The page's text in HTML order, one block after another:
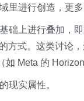
里进行创造，更多
础上进行叠加，即
方式。这类讨论
Meta 的 Horizon
现实属性。